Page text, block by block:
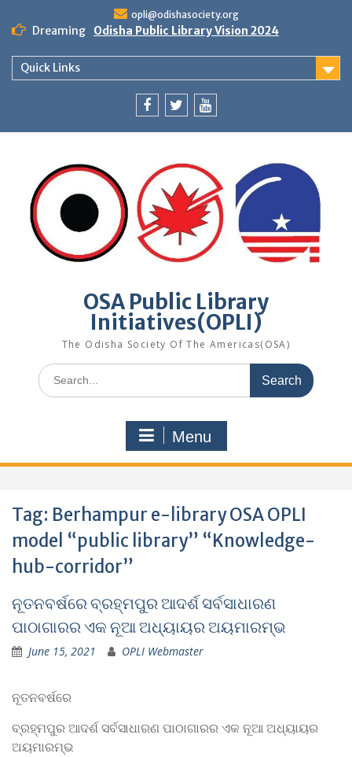
content
opli@odishasociety.org
Dreaming Odisha Public Library Vision 2024
Quick Links
OSA Public Library
Initiatives(OPLI)
The Odisha Society Of The Americas(OSA)
Search
for:
Menu
Tag: Berhampur e-library OSA OPLI
model “public library” “Knowledge-
hub-corridor”
ନୂତନବର୍ଷରେ ବ୍ରହ୍ମପୁର ଆଦର୍ଶ ସର୍ବସାଧାରଣ
ପାଠାଗାରର ଏକ ନୂଆ ଅଧ୍ୟାୟର ଅୟମାରମ୍ଭ
June 15, 2021 OPLI Webmaster
ନୂତନବର୍ଷରେ
ବ୍ରହ୍ମପୁର ଆଦର୍ଶ ସର୍ବସାଧାରଣ ପାଠାଗାରର ଏକ ନୂଆ ଅଧ୍ୟାୟର
ଅୟମାରମ୍ଭ